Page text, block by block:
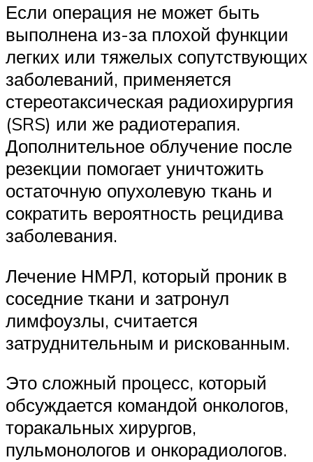
Если операция не может быть
выполнена из-за плохой функции
легких или тяжелых сопутствующих
заболеваний, применяется
стереотаксическая радиохирургия
(SRS) или же радиотерапия.
Дополнительное облучение после
резекции помогает уничтожить
остаточную опухолевую ткань и
сократить вероятность рецидива
заболевания.
Лечение НМРЛ, который проник в
соседние ткани и затронул
лимфоузлы, считается
затруднительным и рискованным.
Это сложный процесс, который
обсуждается командой онкологов,
торакальных хирургов,
пульмонологов и онкорадиологов.